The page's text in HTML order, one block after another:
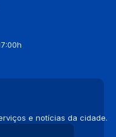
e notícias da cidade.